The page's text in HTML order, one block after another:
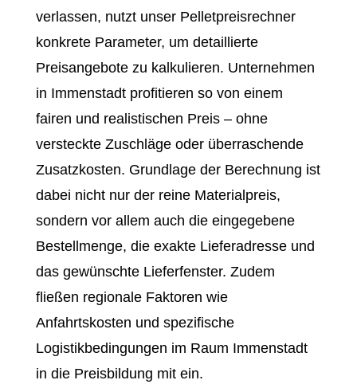
verlassen, nutzt unser Pelletpreisrechner
konkrete Parameter, um detaillierte
Preisangebote zu kalkulieren. Unternehmen
in Immenstadt profitieren so von einem
fairen und realistischen Preis – ohne
versteckte Zuschläge oder überraschende
Zusatzkosten. Grundlage der Berechnung ist
dabei nicht nur der reine Materialpreis,
sondern vor allem auch die eingegebene
Bestellmenge, die exakte Lieferadresse und
das gewünschte Lieferfenster. Zudem
fließen regionale Faktoren wie
Anfahrtskosten und spezifische
Logistikbedingungen im Raum Immenstadt
in die Preisbildung mit ein.